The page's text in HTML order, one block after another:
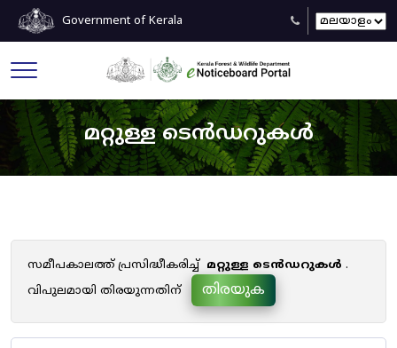
Government of Kerala
മറ്റുള്ള ടെൻഡറുകൾ
സമീപകാലത്ത് പ്രസിദ്ധീകരിച്ച് മറ്റുള്ള ടെൻഡറുകൾ .
വിപുലമായി തിരയുന്നതിന്
തിരയുക